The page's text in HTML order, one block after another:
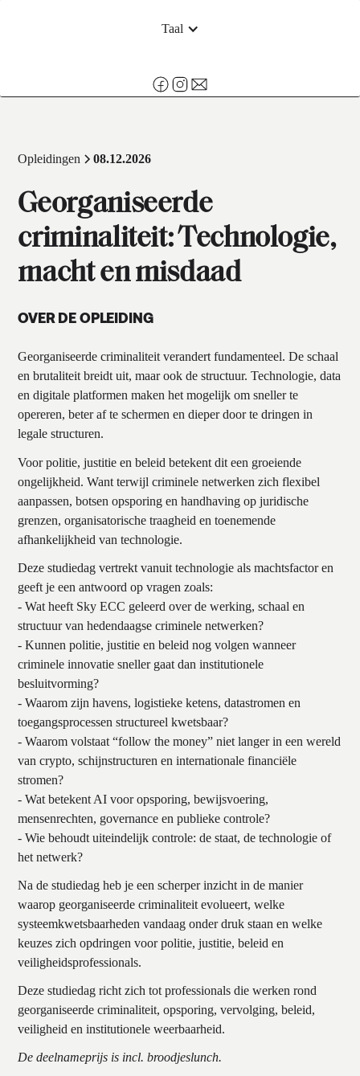
Taal
Opleidingen 08.12.2026
Georganiseerde
criminaliteit: Technologie,
macht en misdaad
OVER DE OPLEIDING
Georganiseerde criminaliteit verandert fundamenteel. De schaal
en brutaliteit breidt uit, maar ook de structuur. Technologie, data
en digitale platformen maken het mogelijk om sneller te
opereren, beter af te schermen en dieper door te dringen in
legale structuren.
Voor politie, justitie en beleid betekent dit een groeiende
ongelijkheid. Want terwijl criminele netwerken zich flexibel
aanpassen, botsen opsporing en handhaving op juridische
grenzen, organisatorische traagheid en toenemende
afhankelijkheid van technologie.
Deze studiedag vertrekt vanuit technologie als machtsfactor en
geeft je een antwoord op vragen zoals:
- Wat heeft Sky ECC geleerd over de werking, schaal en
structuur van hedendaagse criminele netwerken?
- Kunnen politie, justitie en beleid nog volgen wanneer
criminele innovatie sneller gaat dan institutionele
besluitvorming?
- Waarom zijn havens, logistieke ketens, datastromen en
toegangsprocessen structureel kwetsbaar?
- Waarom volstaat “follow the money” niet langer in een wereld
van crypto, schijnstructuren en internationale financiële
stromen?
- Wat betekent AI voor opsporing, bewijsvoering,
mensenrechten, governance en publieke controle?
- Wie behoudt uiteindelijk controle: de staat, de technologie of
het netwerk?
Na de studiedag heb je een scherper inzicht in de manier
waarop georganiseerde criminaliteit evolueert, welke
systeemkwetsbaarheden vandaag onder druk staan en welke
keuzes zich opdringen voor politie, justitie, beleid en
veiligheidsprofessionals.
Deze studiedag richt zich tot professionals die werken rond
georganiseerde criminaliteit, opsporing, vervolging, beleid,
veiligheid en institutionele weerbaarheid.
De deelnameprijs is incl. broodjeslunch.